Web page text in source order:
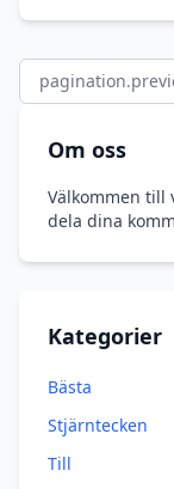
Om oss
Välkommen till
dela dina
Kategorier
Bästa
Stjärntecken
Till